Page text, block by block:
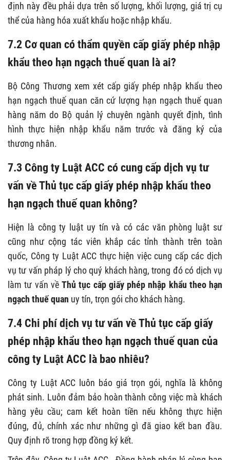
định này đều phải dựa trên số lượng, khối lượng, giá trị cụ
thể của hàng hóa xuất khẩu hoặc nhập khẩu.
7.2 Cơ quan có thẩm quyền cấp giấy phép nhập
khẩu theo hạn ngạch thuế quan là ai?
Bộ Công Thương xem xét cấp giấy phép nhập khẩu theo
hạn ngạch thuế quan căn cứ lượng hạn ngạch thuế quan
hàng năm do Bộ quản lý chuyên ngành quyết định, tình
hình thực hiện nhập khẩu năm trước và đăng ký của
thương nhân.
7.3 Công ty Luật ACC có cung cấp dịch vụ tư
vấn vềThủ tục cấp giấy phép nhập khẩu theo
hạn ngạch thuế quan không?
Hiện là công ty luật uy tín và có các văn phòng luật sư
cũng như cộng tác viên khắp các tỉnh thành trên toàn
quốc, Công ty Luật ACC thực hiện việc cung cấp các dịch
vụ tư vấn pháp lý cho quý khách hàng, trong đó có dịch vụ
làm tư vấn về Thủ tục cấp giấy phép nhập khẩu theo hạn
ngạch thuế quan uy tín, trọn gói cho khách hàng.
7.4 Chi phí dịch vụ tư vấn vềThủ tục cấp giấy
phép nhập khẩu theo hạn ngạch thuế quan của
công ty Luật ACC là bao nhiêu?
Công ty Luật ACC luôn báo giá trọn gói, nghĩa là không
phát sinh. Luôn đảm bảo hoàn thành công việc mà khách
hàng yêu cầu; cam kết hoàn tiền nếu không thực hiện
đúng, đủ, chính xác như những gì đã giao kết ban đầu.
Quy định rõ trong hợp đồng ký kết.